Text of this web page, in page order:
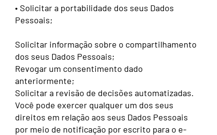
• Solicitar a portabilidade dos seus Dados
Pessoais;
Solicitar informação sobre o compartilhamento
dos seus Dados Pessoais;
Revogar um consentimento dado
anteriormente;
Solicitar a revisão de decisões automatizadas.
Você pode exercer qualquer um dos seus
direitos em relação aos seus Dados Pessoais
por meio de notificação por escrito para o e-